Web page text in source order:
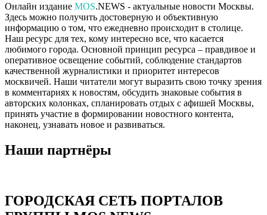
Онлайн издание MOS.NEWS - актуальные новости Москвы.
Здесь можно получить достоверную и объективную
информацию о том, что ежедневно происходит в столице.
Наш ресурс для тех, кому интересно все, что касается
любимого города. Основной принцип ресурса – правдивое и
оперативное освещение событий, соблюдение стандартов
качественной журналистики и приоритет интересов
москвичей. Наши читатели могут выразить свою точку зрения
в комментариях к новостям, обсудить знаковые события в
авторских колонках, спланировать отдых с афишей Москвы,
принять участие в формировании новостного контента,
наконец, узнавать новое и развиваться.
Наши партнёры
ГОРОДСКАЯ СЕТЬ ПОРТАЛОВ